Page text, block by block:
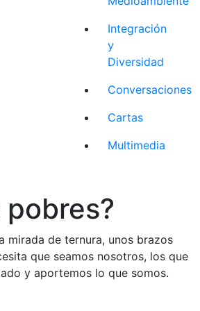
Integración
y
Diversidad
Conversaciones
Cartas
Multimedia
mirada de ternura, unos brazos
que seamos nosotros, los que
y aportemos lo que somos.